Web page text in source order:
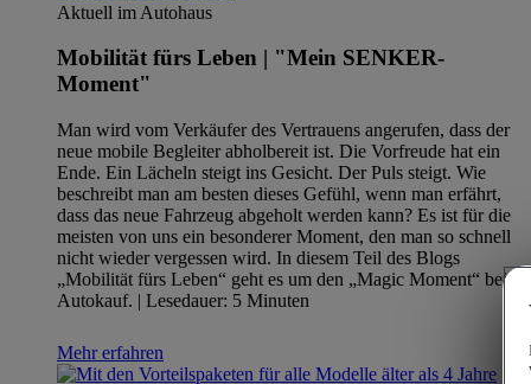
Aktuell im Autohaus
Mobilität fürs Leben | "Mein SENKER-
Moment"
Man wird vom Verkäufer des Vertrauens angerufen, dass der
neue mobile Begleiter abholbereit ist. Die Vorfreude hat ein
Ende. Ein Lächeln steigt ins Gesicht. Der Puls steigt. Wie
beschreibt man am besten dieses Gefühl, wenn man erfährt,
dass das neue Fahrzeug abgeholt werden kann? Es ist für die
meisten von uns ein besonderer Moment, den man so schnell
nicht wieder vergessen wird. In diesem Teil des Blogs
„Mobilität fürs Leben“ geht es um den „Magic Moment“ beim
Autokauf. | Lesedauer: 5 Minuten
Mehr erfahren